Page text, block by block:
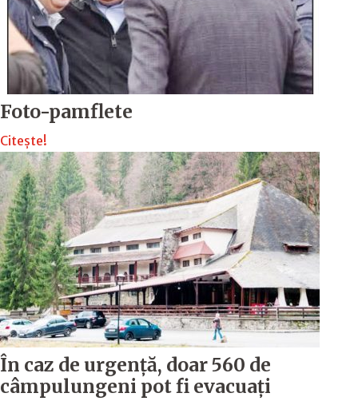
Foto-pamflete
Citește!
În caz de urgență, doar 560 de
câmpulungeni pot fi evacuați